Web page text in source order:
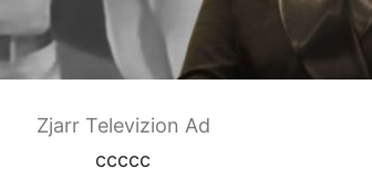
Zjarr Televizion Ad
ccccc